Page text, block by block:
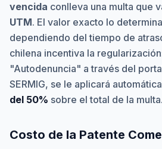
vencida conlleva una multa que
UTM. El valor exacto lo
dependiendo del tiempo de
chilena incentiva la
"Autodenuncia" a través del
SERMIG, se le aplicará
del 50% sobre el total de la multa.
Costo de la Patente